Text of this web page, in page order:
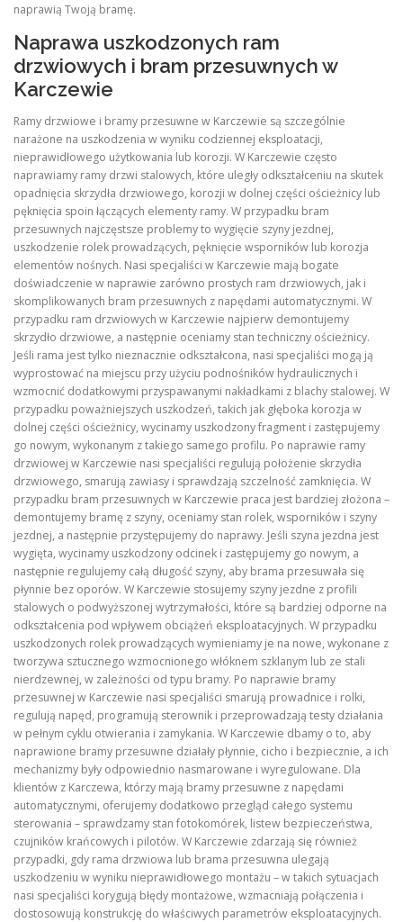
naprawią Twoją bramę.
Naprawa uszkodzonych ram
drzwiowych i bram przesuwnych w
Karczewie
Ramy drzwiowe i bramy przesuwne w Karczewie są szczególnie
narażone na uszkodzenia w wyniku codziennej eksploatacji,
nieprawidłowego użytkowania lub korozji. W Karczewie często
naprawiamy ramy drzwi stalowych, które uległy odkształceniu na skutek
opadnięcia skrzydła drzwiowego, korozji w dolnej części ościeżnicy lub
pęknięcia spoin łączących elementy ramy. W przypadku bram
przesuwnych najczęstsze problemy to wygięcie szyny jezdnej,
uszkodzenie rolek prowadzących, pęknięcie wsporników lub korozja
elementów nośnych. Nasi specjaliści w Karczewie mają bogate
doświadczenie w naprawie zarówno prostych ram drzwiowych, jak i
skomplikowanych bram przesuwnych z napędami automatycznymi. W
przypadku ram drzwiowych w Karczewie najpierw demontujemy
skrzydło drzwiowe, a następnie oceniamy stan techniczny ościeżnicy.
Jeśli rama jest tylko nieznacznie odkształcona, nasi specjaliści mogą ją
wyprostować na miejscu przy użyciu podnośników hydraulicznych i
wzmocnić dodatkowymi przyspawanymi nakładkami z blachy stalowej. W
przypadku poważniejszych uszkodzeń, takich jak głęboka korozja w
dolnej części ościeżnicy, wycinamy uszkodzony fragment i zastępujemy
go nowym, wykonanym z takiego samego profilu. Po naprawie ramy
drzwiowej w Karczewie nasi specjaliści regulują położenie skrzydła
drzwiowego, smarują zawiasy i sprawdzają szczelność zamknięcia. W
przypadku bram przesuwnych w Karczewie praca jest bardziej złożona –
demontujemy bramę z szyny, oceniamy stan rolek, wsporników i szyny
jezdnej, a następnie przystępujemy do naprawy. Jeśli szyna jezdna jest
wygięta, wycinamy uszkodzony odcinek i zastępujemy go nowym, a
następnie regulujemy całą długość szyny, aby brama przesuwała się
płynnie bez oporów. W Karczewie stosujemy szyny jezdne z profili
stalowych o podwyższonej wytrzymałości, które są bardziej odporne na
odkształcenia pod wpływem obciążeń eksploatacyjnych. W przypadku
uszkodzonych rolek prowadzących wymieniamy je na nowe, wykonane z
tworzywa sztucznego wzmocnionego włóknem szklanym lub ze stali
nierdzewnej, w zależności od typu bramy. Po naprawie bramy
przesuwnej w Karczewie nasi specjaliści smarują prowadnice i rolki,
regulują napęd, programują sterownik i przeprowadzają testy działania
w pełnym cyklu otwierania i zamykania. W Karczewie dbamy o to, aby
naprawione bramy przesuwne działały płynnie, cicho i bezpiecznie, a ich
mechanizmy były odpowiednio nasmarowane i wyregulowane. Dla
klientów z Karczewa, którzy mają bramy przesuwne z napędami
automatycznymi, oferujemy dodatkowo przegląd całego systemu
sterowania – sprawdzamy stan fotokomórek, listew bezpieczeństwa,
czujników krańcowych i pilotów. W Karczewie zdarzają się również
przypadki, gdy rama drzwiowa lub brama przesuwna ulegają
uszkodzeniu w wyniku nieprawidłowego montażu – w takich sytuacjach
nasi specjaliści korygują błędy montażowe, wzmacniają połączenia i
dostosowują konstrukcję do właściwych parametrów eksploatacyjnych.